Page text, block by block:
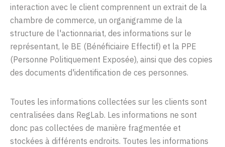
interaction avec le client comprennent un extrait de la
chambre de commerce, un organigramme de la
structure de l'actionnariat, des informations sur le
représentant, le BE (Bénéficiaire Effectif) et la PPE
(Personne Politiquement Exposée), ainsi que des copies
des documents d'identification de ces personnes.
Toutes les informations collectées sur les clients sont
centralisées dans RegLab. Les informations ne sont
donc pas collectées de manière fragmentée et
stockées à différents endroits. Toutes les informations